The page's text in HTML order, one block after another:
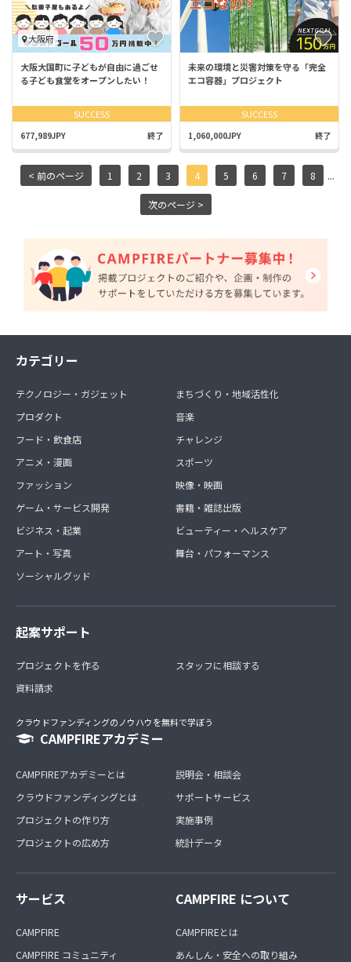
大阪府
大阪大国町に子どもが自由に過ごせ
る子ども食堂をオープンしたい！
SUCCESS
677,989JPY 終了
未来の環境と災害対策を守る「完全
エコ容器」プロジェクト
SUCCESS
1,060,000JPY 終了
< 前のページ 1 2 3 4 5 6 7 8 ...
次のページ >
カテゴリー
テクノロジー・ガジェット
プロダクト
フード・飲食店
アニメ・漫画
ファッション
ゲーム・サービス開発
ビジネス・起業
アート・写真
ソーシャルグッド
まちづくり・地域活性化
音楽
チャレンジ
スポーツ
映像・映画
書籍・雑誌出版
ビューティー・ヘルスケア
舞台・パフォーマンス
起案サポート
プロジェクトを作る
資料請求
スタッフに相談する
クラウドファンディングのノウハウを無料で学ぼう
CAMPFIREアカデミー
CAMPFIREアカデミーとは
クラウドファンディングとは
プロジェクトの作り方
プロジェクトの広め方
説明会・相談会
サポートサービス
実施事例
統計データ
サービス
CAMPFIRE
CAMPFIRE コミュニティ
CAMPFIRE について
CAMPFIREとは
あんしん・安全への取り組み